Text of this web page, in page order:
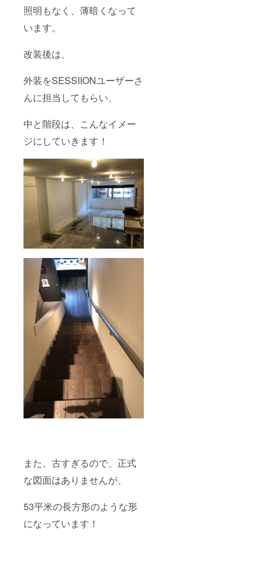
照明もなく、薄暗くなって
います。
改装後は、
外装をSESSIIONユーザーさ
んに担当してもらい、
中と階段は、こんなイメー
ジにしていきます！
また、古すぎるので、正式
な図面はありませんが、
53平米の長方形のような形
になっています！